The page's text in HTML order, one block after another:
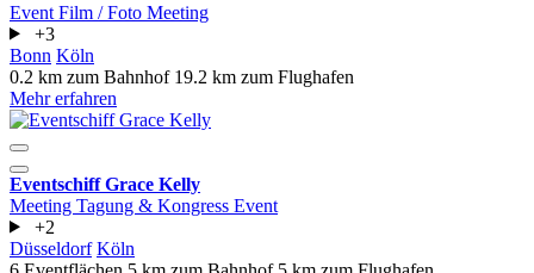
Event Film / Foto Meeting
+3
Bonn Köln
0.2 km zum Bahnhof 19.2 km zum Flughafen
Mehr erfahren
Eventschiff Grace Kelly
Meeting Tagung & Kongress Event
+2
Düsseldorf Köln